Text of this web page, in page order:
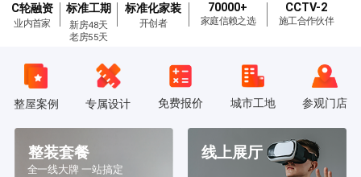
C轮融资
业内首家
标准工期
新房48天
老房55天
标准化家装
开创者
70000+
家庭信赖之选
CCTV-2
施工合作伙伴
整屋案例 专属设计 免费报价 城市工地 参观门店
整装套餐
全一线大牌 一站搞定
线上展厅